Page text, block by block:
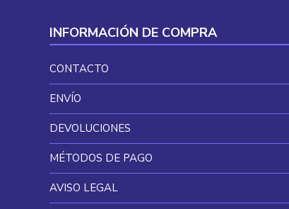
INFORMACIÓN DE COMPRA
CONTACTO
ENVÍO
DEVOLUCIONES
MÉTODOS DE PAGO
AVISO LEGAL